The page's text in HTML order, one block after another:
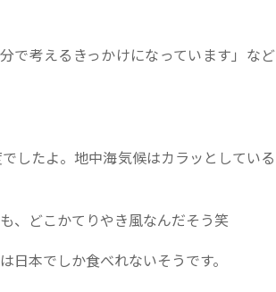
で考えるきっかけになっています」など
したよ。地中海気候はカラッとしている
、どこかてりやき風なんだそう笑
本でしか食べれないそうです。